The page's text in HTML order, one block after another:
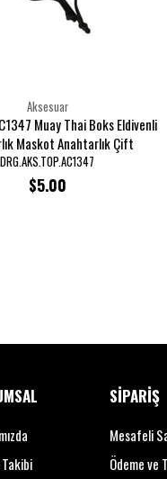
Aksesuar
Muay Thai Boks Eldivenli
Maskot Anahtarlık Çift
DRG.AKS.TOP.AC1347
$5.00
SİPARİŞ
Mesafeli
Ödeme ve